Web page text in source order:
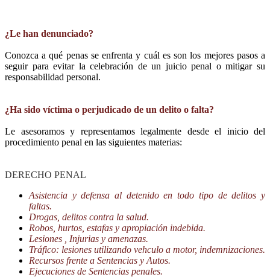
¿Le han denunciado?
Conozca a qué penas se enfrenta y cuál es son los mejores pasos a
seguir para evitar la celebración de un juicio penal o mitigar su
responsabilidad personal.
¿Ha sido víctima o perjudicado de un delito o falta?
Le asesoramos y representamos legalmente desde el inicio del
procedimiento penal en las siguientes materias:
DERECHO PENAL
Asistencia y defensa al detenido en todo tipo de delitos y
faltas.
Drogas, delitos contra la salud.
Robos, hurtos, estafas y apropiación indebida.
Lesiones , Injurias y amenazas.
Tráfico: lesiones utilizando vehculo a motor, indemnizaciones.
Recursos frente a Sentencias y Autos.
Ejecuciones de Sentencias penales.